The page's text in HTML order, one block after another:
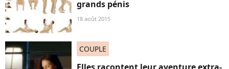
grands pénis
18 août 2015
COUPLE